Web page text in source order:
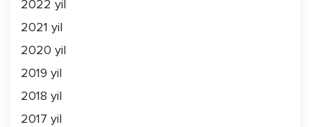
2022 yil
2021 yil
2020 yil
2019 yil
2018 yil
2017 yil